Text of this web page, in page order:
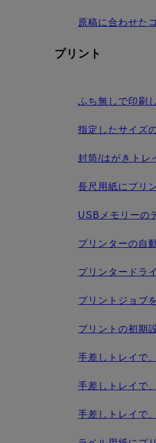
原稿に合わせた
プリント
ふち無しで印刷
指定したサイズ
封筒/はがきトレ
長尺用紙にプリ
USBメモリーの
プリンターの自
プリンタードラ
プリントジョブ
プリントの初期
手差しトレイで
手差しトレイで
手差しトレイで